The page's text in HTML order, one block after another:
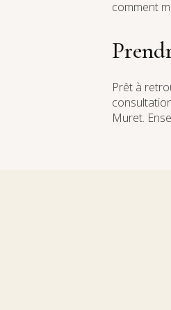
comment
Prêt à
Muret.